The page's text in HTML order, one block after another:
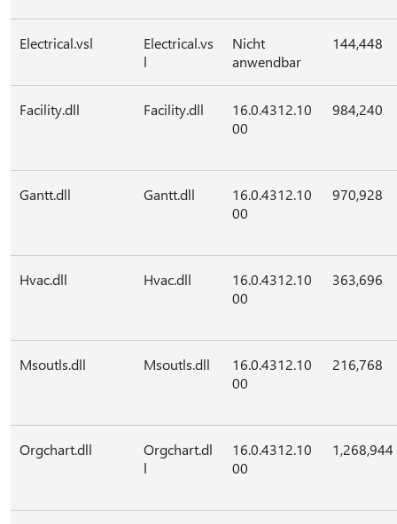
Electrical.vsl
Electrical.vs
l
Nicht
anwendbar
144,448
Facility.dll Facility.dll
16.0.4312.10
00
984,240
Gantt.dll Gantt.dll
16.0.4312.10
00
970,928
Hvac.dll Hvac.dll
16.0.4312.10
00
363,696
Msoutls.dll Msoutls.dll
16.0.4312.10
00
216,768
Orgchart.dll
Orgchart.dl
l
16.0.4312.10
00
1,268,944